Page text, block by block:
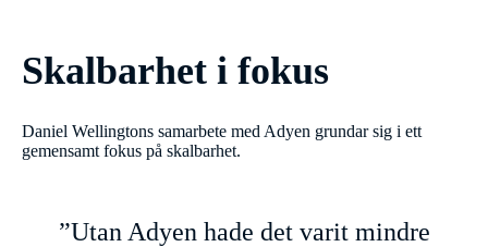
Skalbarhet i fokus
Daniel Wellingtons samarbete med Adyen grundar sig i ett
gemensamt fokus på skalbarhet.
”Utan Adyen hade det varit mindre